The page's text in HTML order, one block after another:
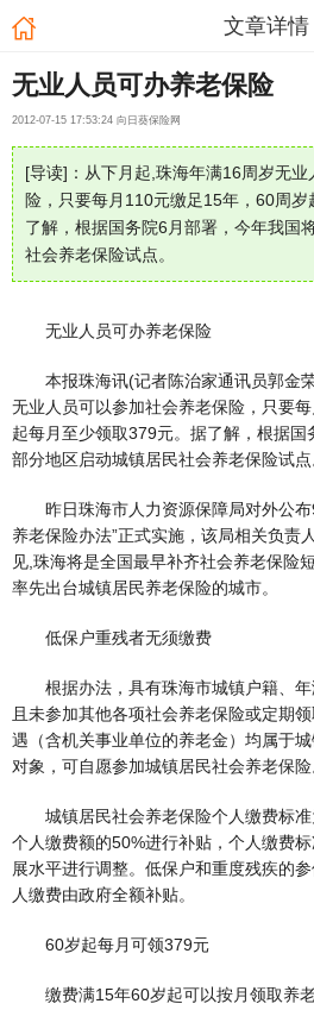
文章详情
无业人员可办养老保险
2012-07-15 17:53:24 向日葵保险网
[导读]：从下月起,珠海年满16周岁无
险，只要每月110元缴足15年，60周
了解，根据国务院6月部署，今年我国
社会养老保险试点。
无业人员可办养老保险
本报珠海讯(记者陈治家通讯员郭金
无业人员可以参加社会养老保险，只要
起每月至少领取379元。据了解，根据
部分地区启动城镇居民社会养老保险试点
昨日珠海市人力资源保障局对外公布
养老保险办法”正式实施，该局相关负责
见,珠海将是全国最早补齐社会养老保险
率先出台城镇居民养老保险的城市。
低保户重残者无须缴费
根据办法，具有珠海市城镇户籍、年
且未参加其他各项社会养老保险或定期
遇（含机关事业单位的养老金）均属于
对象，可自愿参加城镇居民社会养老保险
城镇居民社会养老保险个人缴费标准
个人缴费额的50%进行补贴，个人缴费
展水平进行调整。低保户和重度残疾的
人缴费由政府全额补贴。
60岁起每月可领379元
缴费满15年60岁起可以按月领取养老